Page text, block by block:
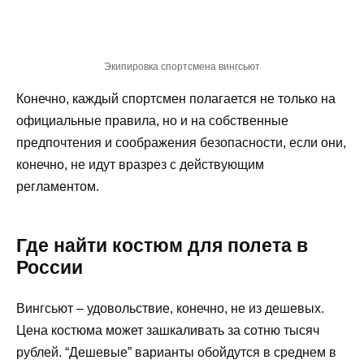
Экипировка спортсмена вингсьют
Конечно, каждый спортсмен полагается не только на
официальные правила, но и на собственные
предпочтения и соображения безопасности, если они,
конечно, не идут вразрез с действующим
регламентом.
Где найти костюм для полета в
России
Вингсьют – удовольствие, конечно, не из дешевых.
Цена костюма может зашкаливать за сотню тысяч
рублей. “Дешевые” варианты обойдутся в среднем в